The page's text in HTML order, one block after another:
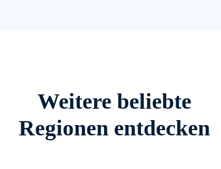
Weitere beliebte
Regionen entdecken